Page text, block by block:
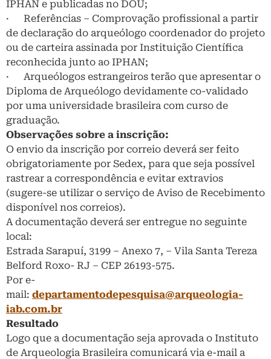
IPHAN e publicadas no DOU;
· Referências – Comprovação profissional a partir
de declaração do arqueólogo coordenador do projeto
ou de carteira assinada por Instituição Científica
reconhecida junto ao IPHAN;
· Arqueólogos estrangeiros terão que apresentar o
Diploma de Arqueólogo devidamente co-validado
por uma universidade brasileira com curso de
graduação.
Observações sobre a inscrição:
O envio da inscrição por correio deverá ser feito
obrigatoriamente por Sedex, para que seja possível
rastrear a correspondência e evitar extravios
(sugere-se utilizar o serviço de Aviso de Recebimento
disponível nos correios).
A documentação deverá ser entregue no seguinte
local:
Estrada Sarapuí, 3199 – Anexo 7, – Vila Santa Tereza
Belford Roxo- RJ – CEP 26193-575.
Por e-
mail: departamentodepesquisa@arqueologia-
iab.com.br
Resultado
Logo que a documentação seja aprovada o Instituto
de Arqueologia Brasileira comunicará via e-mail a